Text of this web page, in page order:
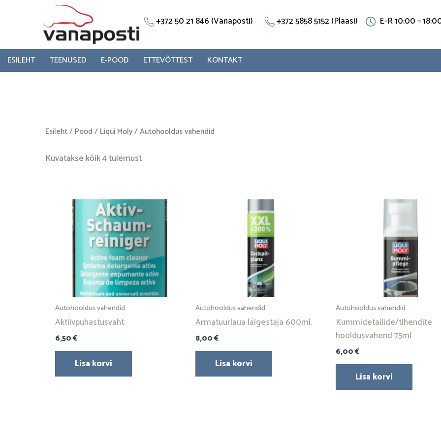
+372 50 21 846 (Vanaposti) +372 5858 5152 (Plaasi) E-R 10:00 –
ESILEHT TEENUSED E-POOD ETTEVÕTTEST KONTAKT
Esileht/ Pood / Liqui Moly/ Autohooldus vahendid
Kuvatakse kõik 4 tulemust
Autohooldus vahendid
Aktiivpuhastusvaht
6,50€
Lisa korvi
Autohooldus vahendid
Armatuurlaua läigestaja 600ml.
8,00€
Lisa korvi
Autohooldus vahendid
Kummidetailide/tihendite
hooldusvahend 75ml
6,00€
Lisa korvi